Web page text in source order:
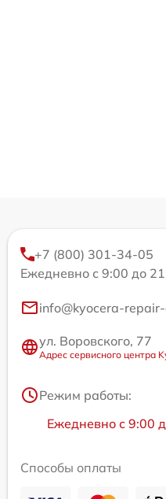
+7 (800) 301-34-05
Ежедневно с 9:00 до
info@kyocera-
ул. Воровского, 77
Адрес сервисного центра
Режим работы:
Ежедневно с 9:00
Способы оплаты